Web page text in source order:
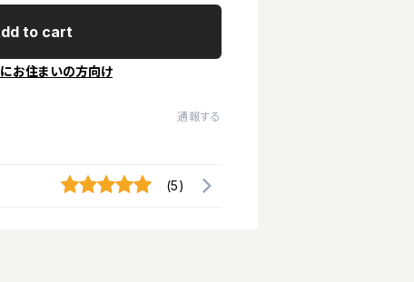
to cart
お住まいの方向け
通報する
(5)